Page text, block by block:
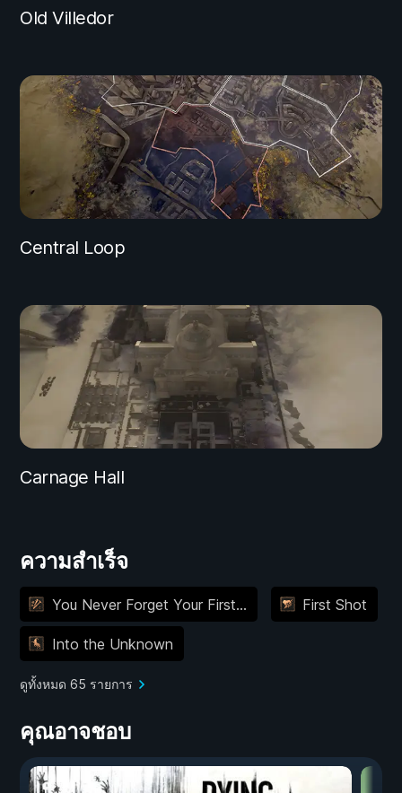
Old Villedor
Central Loop
Carnage Hall
ความสำเร็จ
You Never Forget Your First... First Shot
Into the Unknown
ดูทั้งหมด 65 รายการ
คุณอาจชอบ